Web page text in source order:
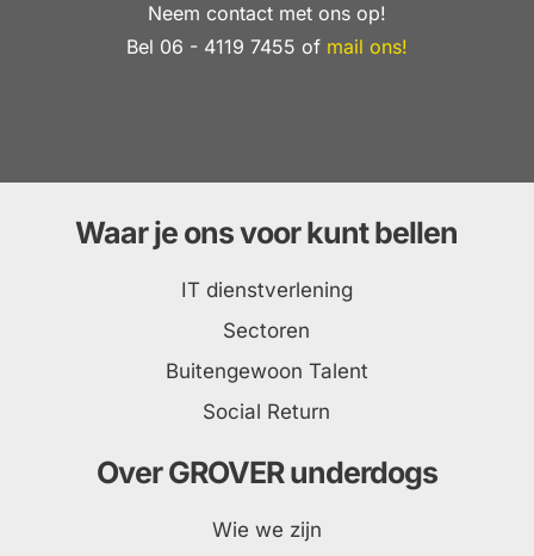
Neem contact met ons op!
Bel 06 - 4119 7455 of mail ons!
Waar je ons voor kunt bellen
IT dienstverlening
Sectoren
Buitengewoon Talent
Social Return
Over GROVER underdogs
Wie we zijn